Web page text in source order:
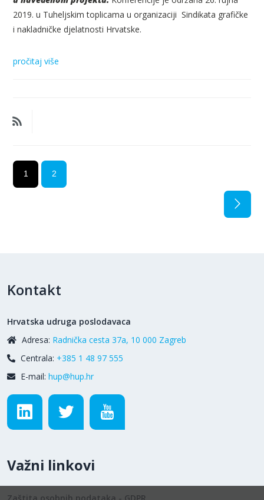
2019. u Tuheljskim toplicama u organizaciji Sindikata grafičke
i nakladničke djelatnosti Hrvatske.
pročitaj više
1 2
Kontakt
Hrvatska udruga poslodavaca
Adresa: Radnička cesta 37a, 10 000 Zagreb
Centrala: +385 1 48 97 555
E-mail: hup@hup.hr
Važni linkovi